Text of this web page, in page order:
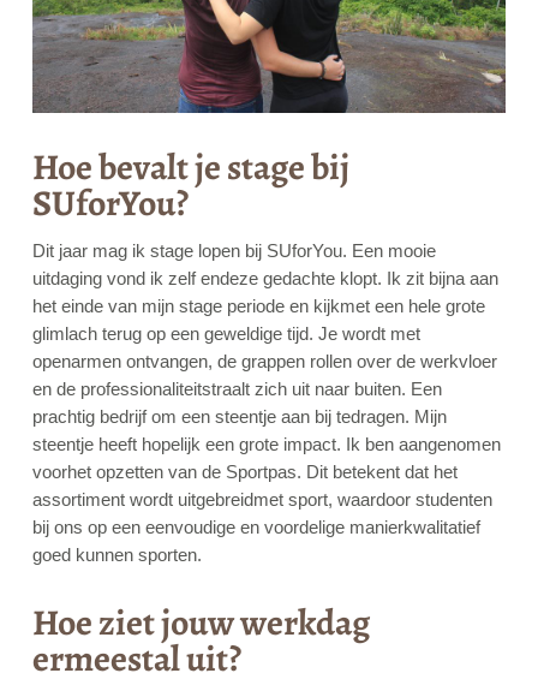
Hoe bevalt je stage bij
SUforYou?
Dit jaar mag ik stage lopen bij SUforYou. Een mooie
uitdaging vond ik zelf endeze gedachte klopt. Ik zit bijna aan
het einde van mijn stage periode en kijkmet een hele grote
glimlach terug op een geweldige tijd. Je wordt met
openarmen ontvangen, de grappen rollen over de werkvloer
en de professionaliteitstraalt zich uit naar buiten. Een
prachtig bedrijf om een steentje aan bij tedragen. Mijn
steentje heeft hopelijk een grote impact. Ik ben aangenomen
voorhet opzetten van de Sportpas. Dit betekent dat het
assortiment wordt uitgebreidmet sport, waardoor studenten
bij ons op een eenvoudige en voordelige manierkwalitatief
goed kunnen sporten.
Hoe ziet jouw werkdag
ermeestal uit?